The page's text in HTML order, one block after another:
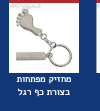
מחזיק מפתחות
בצורת כף רגל